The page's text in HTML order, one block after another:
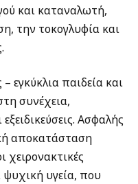
και καταναλωτή,
την τοκογλυφία και
εγκύκλια παιδεία και
συνέχεια,
Ασφαλής
αποκατάσταση
χειρονακτικές
ψυχική υγεία, που